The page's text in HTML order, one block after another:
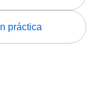
práctica